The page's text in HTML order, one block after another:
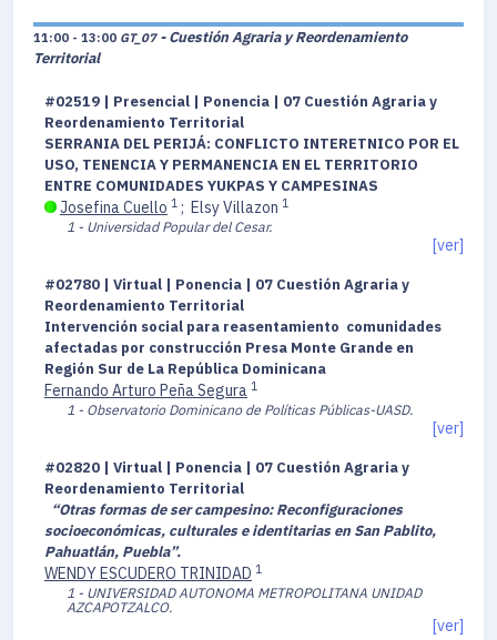
11:00 - 13:00 GT_07 - Cuestión Agraria y Reordenamiento
Territorial
#02519 | Presencial | Ponencia | 07 Cuestión Agraria y
Reordenamiento Territorial
SERRANIA DEL PERIJÁ: CONFLICTO INTERETNICO POR EL
USO, TENENCIA Y PERMANENCIA EN EL TERRITORIO
ENTRE COMUNIDADES YUKPAS Y CAMPESINAS
Josefina Cuello 1 ; Elsy Villazon 1
1 - Universidad Popular del Cesar.
[ver]
#02780 | Virtual | Ponencia | 07 Cuestión Agraria y
Reordenamiento Territorial
Intervención social para reasentamiento comunidades
afectadas por construcción Presa Monte Grande en
Región Sur de La República Dominicana
Fernando Arturo Peña Segura 1
1 - Observatorio Dominicano de Políticas Públicas-UASD.
[ver]
#02820 | Virtual | Ponencia | 07 Cuestión Agraria y
Reordenamiento Territorial
“Otras formas de ser campesino: Reconfiguraciones
socioeconómicas, culturales e identitarias en San Pablito,
Pahuatlán, Puebla”.
WENDY ESCUDERO TRINIDAD 1
1 - UNIVERSIDAD AUTONOMA METROPOLITANA UNIDAD
AZCAPOTZALCO.
[ver]